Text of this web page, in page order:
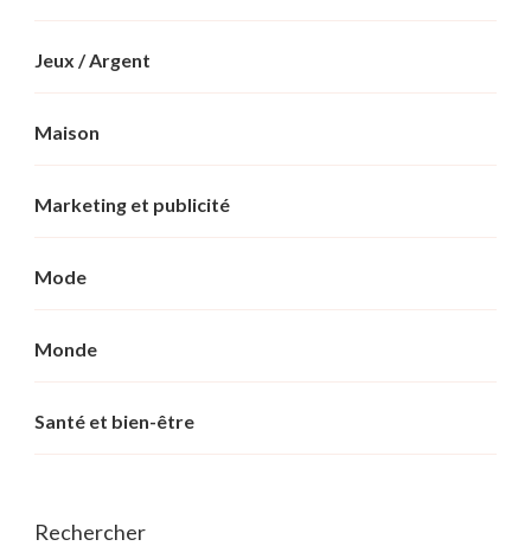
Jeux / Argent
Maison
Marketing et publicité
Mode
Monde
Santé et bien-être
Rechercher